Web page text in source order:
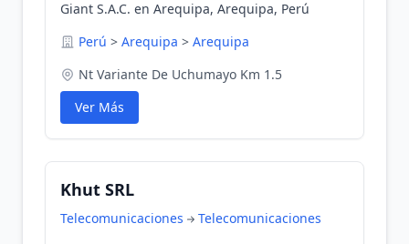
Giant S.A.C. en Arequipa, Arequipa, Perú
Perú > Arequipa > Arequipa
Nt Variante De Uchumayo Km 1.5
Ver Más
Khut SRL
Telecomunicaciones Telecomunicaciones